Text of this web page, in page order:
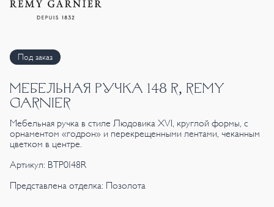
Под заказ
МЕБЕЛЬНАЯ РУЧКА 148 R, REMY
GARNIER
Мебельная ручка в стиле Людовика XVI, круглой формы, с
орнаментом «годрон» и перекрещенными лентами, чеканным
цветком в центре.
Артикул: BTP0148R
Представлена отделка: Позолота